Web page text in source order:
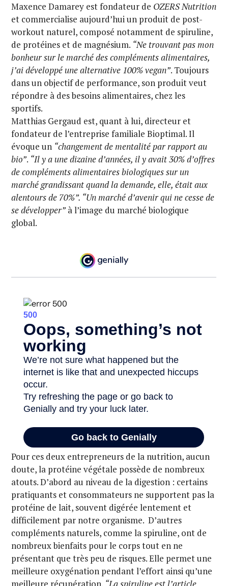
Maxence Damarey est fondateur de OZERS Nutrition
et commercialise aujourd’hui un produit de post-
workout naturel, composé notamment de spiruline,
de protéines et de magnésium. “Ne trouvant pas mon
bonheur sur le marché des compléments alimentaires,
j’ai développé une alternative 100% vegan”. Toujours
dans un objectif de performance, son produit veut
répondre à des besoins alimentaires, chez les
sportifs.
Matthias Gergaud est, quant à lui, directeur et
fondateur de l’entreprise familiale Bioptimal. Il
évoque un “changement de mentalité par rapport au
bio”. “Il y a une dizaine d’années, il y avait 30% d’offres
de compléments alimentaires biologiques sur un
marché grandissant quand la demande, elle, était aux
alentours de 70%”. “Un marché d’avenir qui ne cesse de
se développer”à l’image du marché biologique
global.
Pour ces deux entrepreneurs de la nutrition, aucun
doute, la protéine végétale possède de nombreux
atouts. D’abord au niveau de la digestion : certains
pratiquants et consommateurs ne supportent pas la
protéine de lait, souvent digérée lentement et
difficilement par notre organisme. D’autres
compléments naturels, comme la spiruline, ont de
nombreux bienfaits pour le corps tout en ne
présentant que très peu de risques. Elle permet une
meilleure oxygénation pendant l’effort ainsi qu’une
meilleure récupération. “La spiruline est l’article